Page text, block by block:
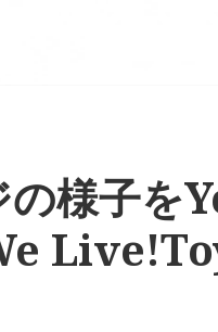
の様子を